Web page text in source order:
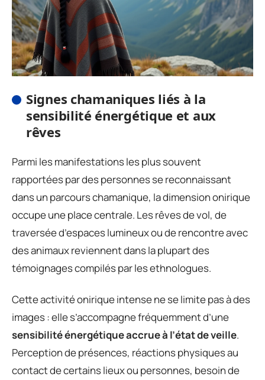
Signes chamaniques liés à la
sensibilité énergétique et aux
rêves
Parmi les manifestations les plus souvent
rapportées par des personnes se reconnaissant
dans un parcours chamanique, la dimension onirique
occupe une place centrale. Les rêves de vol, de
traversée d’espaces lumineux ou de rencontre avec
des animaux reviennent dans la plupart des
témoignages compilés par les ethnologues.
Cette activité onirique intense ne se limite pas à des
images : elle s’accompagne fréquemment d’une
sensibilité énergétique accrue à l’état de veille.
Perception de présences, réactions physiques au
contact de certains lieux ou personnes, besoin de